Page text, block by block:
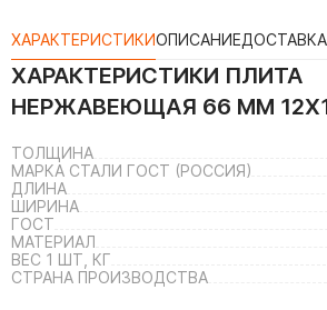
ХАРАКТЕРИСТИКИОПИСАНИЕДОСТАВКА
ХАРАКТЕРИСТИКИ ПЛИТА
НЕРЖАВЕЮЩАЯ 66 ММ
ТОЛЩИНА
МАРКА СТАЛИ ГОСТ (РОССИЯ)
ДЛИНА
ШИРИНА
ГОСТ
МАТЕРИАЛ
ВЕС 1 ШТ, КГ
СТРАНА ПРОИЗВОДСТВА